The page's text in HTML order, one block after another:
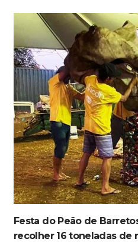
Festa do Peão de
recolher 16 toneladas de